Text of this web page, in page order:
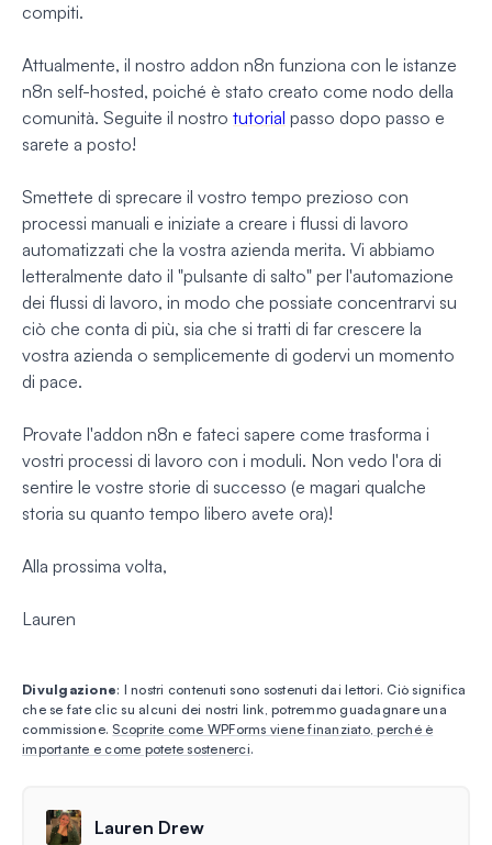
compiti.
Attualmente, il nostro addon n8n funziona con le istanze
n8n self-hosted, poiché è stato creato come nodo della
comunità. Seguite il nostro tutorial passo dopo passo e
sarete a posto!
Smettete di sprecare il vostro tempo prezioso con
processi manuali e iniziate a creare i flussi di lavoro
automatizzati che la vostra azienda merita. Vi abbiamo
letteralmente dato il "pulsante di salto" per l'automazione
dei flussi di lavoro, in modo che possiate concentrarvi su
ciò che conta di più, sia che si tratti di far crescere la
vostra azienda o semplicemente di godervi un momento
di pace.
Provate l'addon n8n e fateci sapere come trasforma i
vostri processi di lavoro con i moduli. Non vedo l'ora di
sentire le vostre storie di successo (e magari qualche
storia su quanto tempo libero avete ora)!
Alla prossima volta,
Lauren
Divulgazione: I nostri contenuti sono sostenuti dai lettori. Ciò significa
che se fate clic su alcuni dei nostri link, potremmo guadagnare una
commissione.Scoprite come WPForms viene finanziato, perché è
importante e come potete sostenerci.
Lauren Drew